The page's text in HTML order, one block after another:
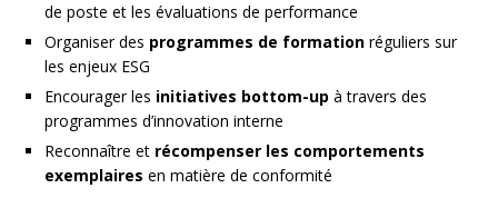
de poste et les évaluations de performance
Organiser des programmes de formation réguliers sur
les enjeux ESG
Encourager les initiatives bottom-up à travers des
programmes d’innovation interne
Reconnaître et récompenser les comportements
exemplaires en matière de conformité